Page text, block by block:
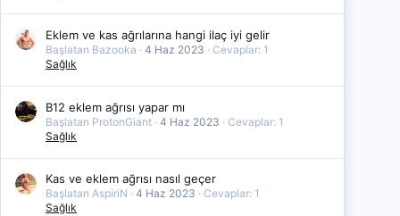
Eklem ve kas ağrılarına hangi ilaç iyi gelir
Başlatan Bazooka 4 Haz 2023
Cevaplar: 1
Sağlık
B12 eklem ağrısı yapar mı
Başlatan ProtonGiant 4 Haz 2023
Cevaplar: 1
Sağlık
Kas ve eklem ağrısı nasıl geçer
Başlatan AspiriN 4 Haz 2023
Cevaplar: 1
Sağlık